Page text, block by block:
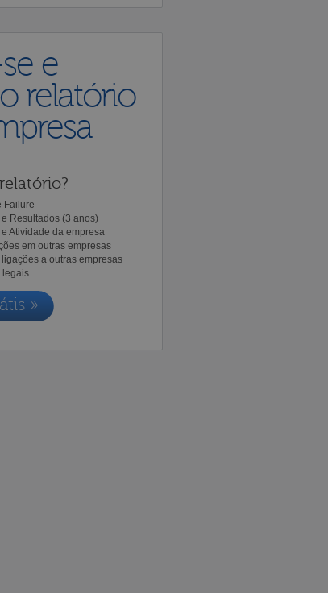
e
relatório
Failure
Resultados (3 anos)
Atividade da empresa
em outras empresas
a outras empresas
legais
»